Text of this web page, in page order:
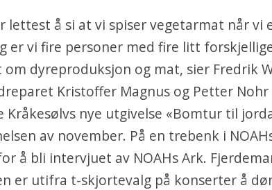
lettest å si at vi spiser vegetarmat når vi
er vi fire personer med fire litt
dyreproduksjon og mat, sier Fredrik
Kristoffer Magnus og Petter
Kråkesølvs nye utgivelse «Bomtur til
av november. På en trebenk i
å bli intervjuet av NOAHs Ark.
er utifra t-skjortevalg på konserter å